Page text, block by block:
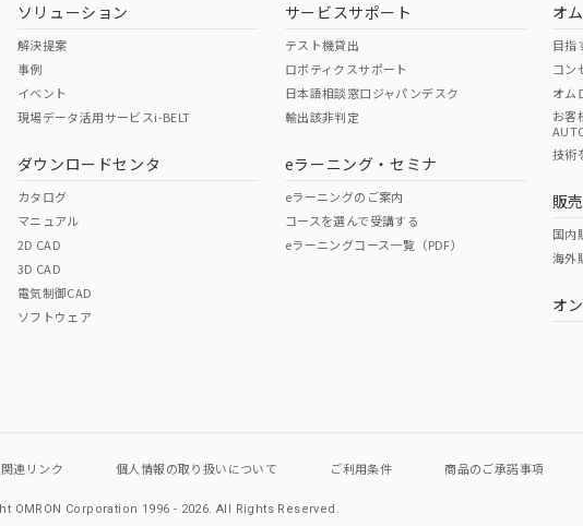
O
混在する可能性があります。
。
ソリューション
解決提案
事例
イベント
現場データ活用サービスi-BELT
ダウンロードセンタ
カタログ
マニュアル
2D CAD
3D CAD
電気制御CAD
ソフトウェア
サービスサポート
テスト機貸出
ロボティクスサポート
日本語相談窓口ジャパンデスク
輸出該非判定
eラーニング・セミナ
eラーニングのご案内
コースを選んで受講する
eラーニングコース一覧（PDF）
オ
目指
コン
オム
お客
技術
販
国内
海外
オ
関連リンク 個人情報の取り扱いについて ご利用条件 商品のご承諾事項
OMRON Corporation 1996 - 2026.All Rights Reserved.